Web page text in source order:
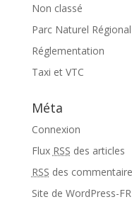
Non classé
Parc Naturel
Réglementation
Taxi et VTC
Méta
Connexion
Flux RSS des articles
RSS des
Site de WordPress-FR